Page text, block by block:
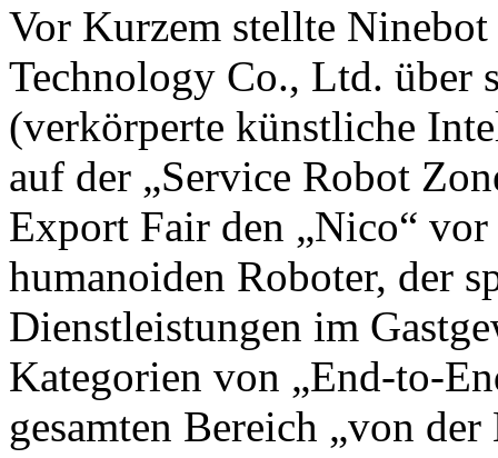
Vor Kurzem stellte
Technology Co., Ltd. über
(verkörperte künstliche
auf der „Service Robot
Export Fair den „Nico“
humanoiden Roboter, der
Dienstleistungen im
Kategorien von „End-to-
gesamten Bereich „von